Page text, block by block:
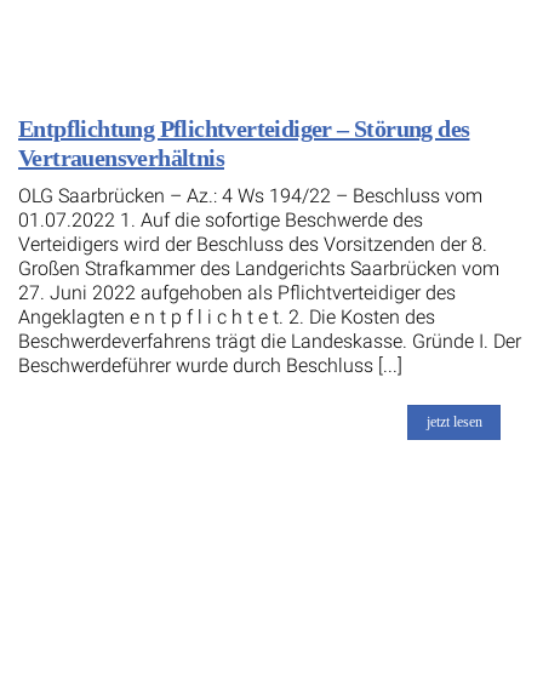
Entpflichtung Pflichtverteidiger – Störung des
Vertrauensverhältnis
OLG Saarbrücken – Az.: 4 Ws 194/22 – Beschluss vom
01.07.2022 1. Auf die sofortige Beschwerde des
Verteidigers wird der Beschluss des Vorsitzenden der 8.
Großen Strafkammer des Landgerichts Saarbrücken vom
27. Juni 2022 aufgehoben als Pflichtverteidiger des
Angeklagten e n t p f l i c h t e t. 2. Die Kosten des
Beschwerdeverfahrens trägt die Landeskasse. Gründe I. Der
Beschwerdeführer wurde durch Beschluss [...]
jetzt lesen